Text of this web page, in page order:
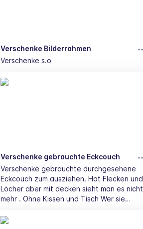
Verschenke Bilderrahmen
Verschenke s.o
Verschenke gebrauchte Eckcouch
Verschenke gebrauchte durchgesehene
Eckcouch zum ausziehen. Hat Flecken und
Löcher aber mit decken sieht man es nicht
mehr . Ohne Kissen und Tisch Wer sie
vorbeikommen